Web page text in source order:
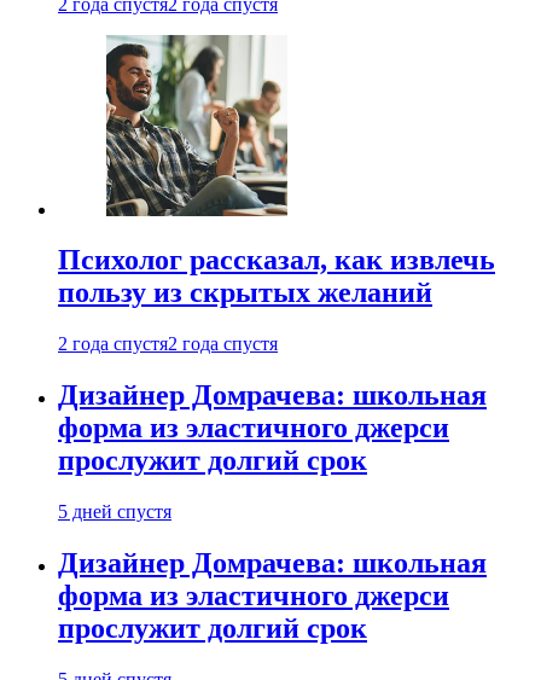
Психолог рассказал, как извлечь
пользу из скрытых желаний
2 года спустя2 года спустя
Дизайнер Домрачева: школьная
форма из эластичного джерси
прослужит долгий срок
5 дней спустя
Дизайнер Домрачева: школьная
форма из эластичного джерси
прослужит долгий срок